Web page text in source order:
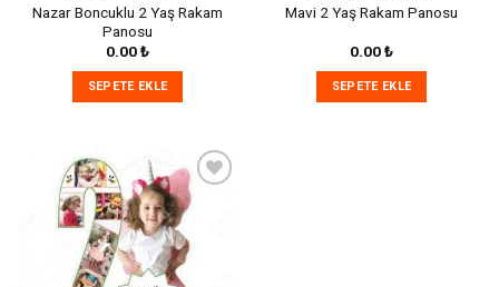
Nazar Boncuklu 2 Yaş Rakam
Panosu
0.00₺
SEPETE EKLE
Mavi 2 Yaş Rakam Panosu
0.00₺
SEPETE EKLE
İstek
Listeme